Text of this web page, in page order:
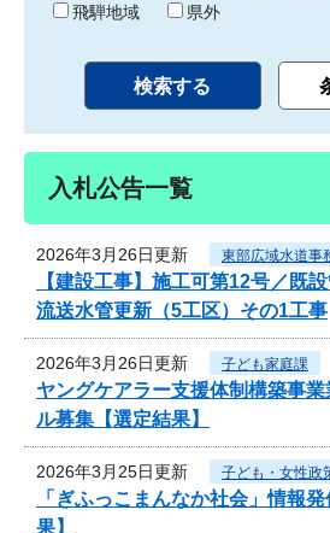
飛騨地域
県外
入札公告一覧
2026年3月26日更新 東部広域水道事
【建設工事】施工可第12号／既
流送水管更新（5工区）その1工事
2026年3月26日更新 子ども家庭課
ヤングケアラー支援体制構築事
ル募集【選定結果】
2026年3月25日更新 子ども・女性政
「ぎふっこまんなか社会」情報
果】